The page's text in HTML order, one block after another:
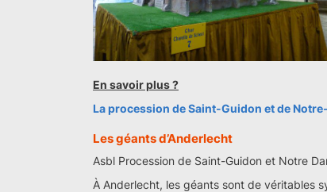
En savoir plus ?
La procession de Saint-Guidon et de
Les géants d’Anderlecht
Asbl Procession de Saint-Guidon et Notre
À Anderlecht, les géants sont de véritables